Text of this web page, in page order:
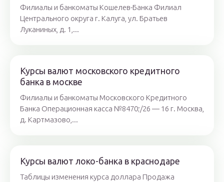
Филиалы и банкоматы Кошелев-Банка Филиал
Центрального округа г. Калуга, ул. Братьев
Луканиных, д. 1,...
Курсы валют московского кредитного
банка в москве
Филиалы и банкоматы Московского Кредитного
Банка Операционная касса №8470;/26 — 16 г. Москва,
д. Картмазово,...
Курсы валют локо-банка в краснодаре
Таблицы изменения курса доллара Продажа